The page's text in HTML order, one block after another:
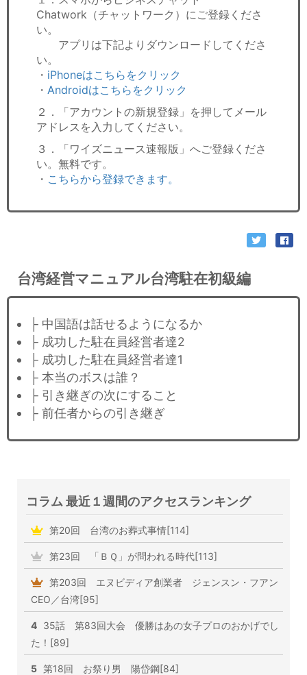
Chatwork（チャットワーク）にご登録くださ
い。
アプリは下記よりダウンロードしてくださ
い。
・ iPhoneはこちらをクリック
・ Androidはこちらをクリック
２．「アカウントの新規登録」を押してメール
アドレスを入力してください。
３．「ワイズニュース速報版」へご登録くださ
い。無料です。
・ こちらから登録できます。
台湾経営マニュアル台湾駐在初級編
├ 中国語は話せるようになるか
├ 成功した駐在員経営者達2
├ 成功した駐在員経営者達1
├ 本当のボスは誰？
├ 引き継ぎの次にすること
├ 前任者からの引き継ぎ
コラム 最近１週間のアクセスランキング
第20回 台湾のお葬式事情[114]
第23回 「ＢＱ」が問われる時代[113]
第203回 エヌビディア創業者 ジェンスン・フアン
CEO／台湾[95]
4 35話 第83回大会 優勝はあの女子プロのおかげでし
た！[89]
5 第18回 お祭り男 陽岱鋼[84]